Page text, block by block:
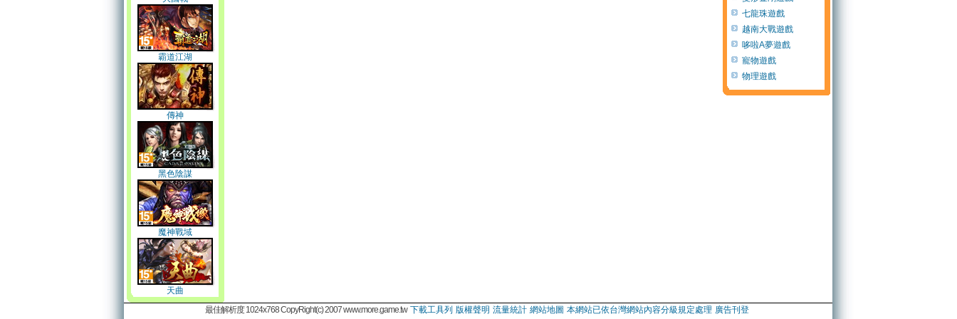
霸道江湖
傳神
黑色陰謀
魔神戰域
天曲
七龍珠遊戲
越南大戰遊戲
哆啦A夢遊戲
寵物遊戲
物理遊戲
最佳解析度 1024x768 CopyRight(c) 2007 www.more.game.tw 下載工具列 版權聲明 流量統計 網站地圖 本網站已依台灣網站內容分級規定處理 廣告刊登